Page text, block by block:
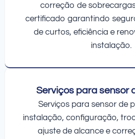
correção de
certificado garantindo
de curtos, eficiência e
instalação.
Serviços para sensor
Serviços para sensor de
instalação, configuração,
ajuste de alcance e